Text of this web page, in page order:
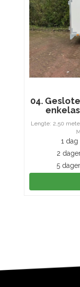
04.
Lengte: 2,50
1 dag
2
5